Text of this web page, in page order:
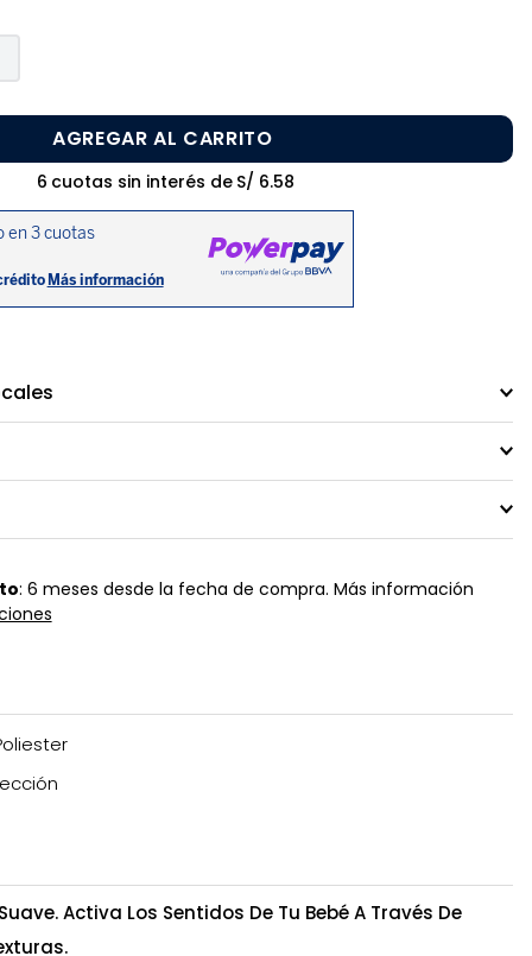
AGREGAR AL CARRITO
6 cuotas sin interés de S/ 6.58
: 6 meses desde la fecha de compra. Más información
Activa Los Sentidos De Tu Bebé A Través De